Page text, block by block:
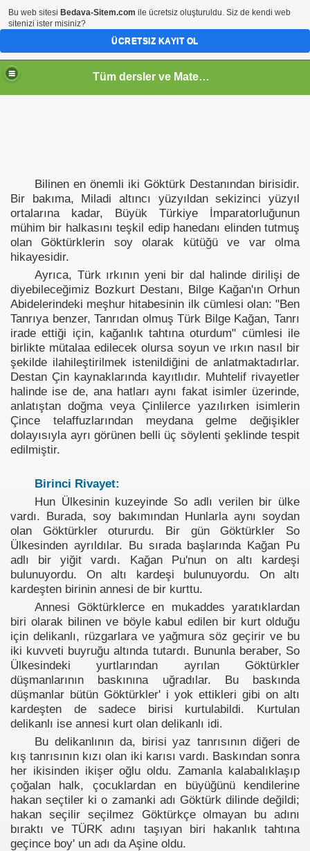
Tüm dersler ve Matematik
Bilinen en önemli iki Göktürk Destanından birisidir.
Bir bakıma, Miladi altıncı yüzyıldan sekizinci yüzyıl
ortalarına kadar, Büyük Türkiye İmparatorluğunun
mühim bir halkasını teşkil edip hanedanı elinden tutmuş
olan Göktürklerin soy olarak kütüğü ve var olma
hikayesidir.
Ayrıca, Türk ırkının yeni bir dal halinde dirilişi de
diyebileceğimiz Bozkurt Destanı, Bilge Kağan'ın Orhun
Abidelerindeki meşhur hitabesinin ilk cümlesi olan: "Ben
Tanrıya benzer, Tanrıdan olmuş Türk Bilge Kağan, Tanrı
irade ettiği için, kağanlık tahtına oturdum" cümlesi ile
birlikte mütalaa edilecek olursa soyun ve ırkın nasıl bir
şekilde ilahileştirilmek istenildiğini de anlatmaktadırlar.
Destan Çin kaynaklarında kayıtlıdır. Muhtelif rivayetler
halinde ise de, ana hatları aynı fakat isimler üzerinde,
anlatıştan doğma veya Çinlilerce yazılırken isimlerin
Çince telaffuzlarından meydana gelme değişikler
dolayısıyla ayrı görünen belli üç söylenti şeklinde tespit
edilmiştir.
Birinci Rivayet:
Hun Ülkesinin kuzeyinde So adlı verilen bir ülke
vardı. Burada, soy bakımından Hunlarla aynı soydan
olan Göktürkler otururdu. Bir gün Göktürkler So
Ülkesinden ayrıldılar. Bu sırada başlarında Kağan Pu
adlı bir yiğit vardı. Kağan Pu'nun on altı kardeşi
bulunuyordu. On altı kardeşi bulunuyordu. On altı
kardeşten birinin annesi de bir kurttu.
Annesi Göktürklerce en mukaddes yaratıklardan
biri olarak bilinen ve böyle kabul edilen bir kurt olduğu
için delikanlı, rüzgarlara ve yağmura söz geçirir ve bu
iki kuvveti buyruğu altında tutardı. Bununla beraber, So
Ülkesindeki yurtlarından ayrılan Göktürkler
düşmanlarının baskınına uğradılar. Bu baskında
düşmanlar bütün Göktürkler' i yok ettikleri gibi on altı
kardeşten de sadece birisi kurtulabildi. Kurtulan
delikanlı ise annesi kurt olan delikanlı idi.
Bu delikanlının da, birisi yaz tanrısının diğeri de
kış tanrısının kızı olan iki karısı vardı. Baskından sonra
her ikisinden ikişer oğlu oldu. Zamanla kalabalıklaşıp
çoğalan halk, çocuklardan en büyüğünü kendilerine
hakan seçtiler ki o zamanki adı Göktürk dilinde değildi;
hakan seçilir seçilmez Göktürkçe olmayan bu adını
bıraktı ve TÜRK adını taşıyan biri hakanlık tahtına
geçince boy' un adı da Aşine oldu.
Bu web sitesi Bedava-Sitem.com ile ücretsiz oluşturuldu. Siz de kendi web
sitenizi ister misiniz?
ÜCRETSIZ KAYIT OL